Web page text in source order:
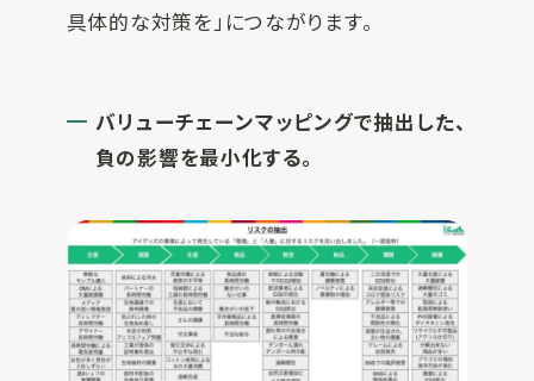
具体的な対策を」につながります。
バリューチェーンマッピングで抽出した、
負の影響を最小化する。